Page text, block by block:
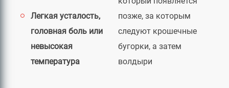
Легкая усталость,
головная боль или
невысокая
температура
позже, за которым
следуют крошечные
бугорки, а затем
волдыри